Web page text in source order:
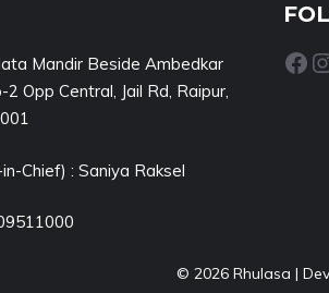
Mandir Beside Ambedkar
Opp Central, Jail Rd, Raipur,
Chief) : Saniya Raksel
Facebook
© 2026 Rhulasa |